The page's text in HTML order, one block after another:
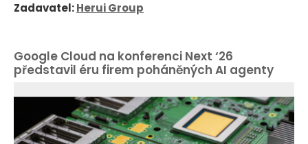
Zadavatel:Herui Group
Google Cloud na konferenci Next ‘26
představil éru firem poháněných AI agenty